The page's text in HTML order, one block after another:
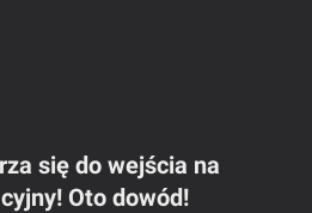
się do wejścia na
Oto dowód!